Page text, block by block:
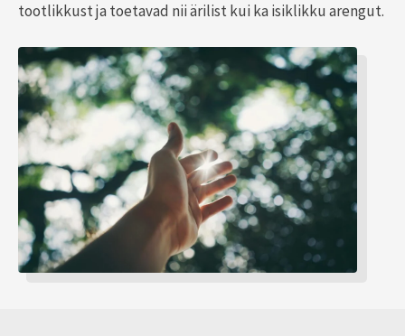
tootlikkust ja toetavad nii ärilist kui ka isiklikku arengut.